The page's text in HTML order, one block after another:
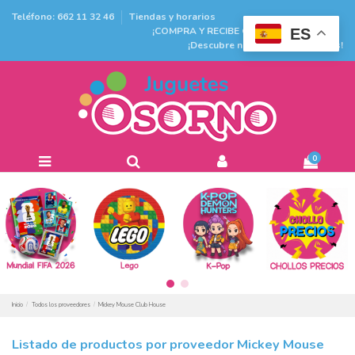
Teléfono: 662 11 32 46
Tiendas y horarios
¡COMPRA Y RECIBE GRATIS EN TIENDA!
¡Descubre nuestras promociones!
0
Inicio Todos los proveedores Mickey Mouse Club House
Listado de productos por proveedor Mickey Mouse
ES